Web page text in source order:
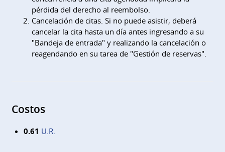
pérdida del derecho al reembolso.
Cancelación de citas. Si no puede asistir, deberá
cancelar la cita hasta un día antes ingresando a su
"Bandeja de entrada" y realizando la cancelación o
reagendando en su tarea de "Gestión de reservas".
Costos
0.61 U.R.